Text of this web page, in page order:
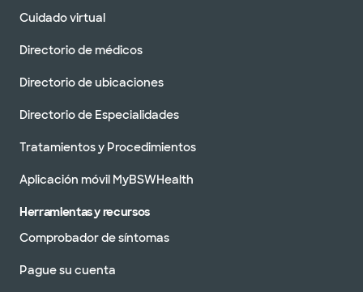
Aceptamos visitas sin cita previa
Centro médico Baylor Scott &
2850 e state Highway 114, philip club, tx, 76262
DIRECCIONES
Aceptamos visitas sin cita previa
Cuidado virtual
Directorio de médicos
Directorio de ubicaciones
Directorio de Especialidades
Tratamientos y Procedimientos
Aplicación móvil MyBSWHealth
Herramientas y recursos
Comprobador de síntomas
Pague su cuenta